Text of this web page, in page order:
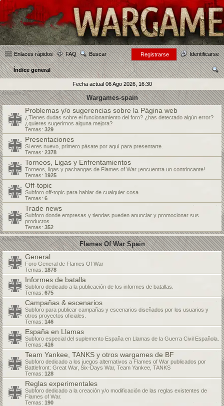
Enlaces rápidos FAQ Buscar Identificarse
Registrarse
Índice general
car
Fecha actual 06 Ago 2026, 16:30
Wargames-spain
Problemas y/o sugerencias sobre la Página web
¿Tienes dudas sobre el funcionamiento del foro? ¿has detectado algún error?
¿quieres sugerirnos alguna mejora?
Temas: 329
Presentaciones
Si eres nuevo, primero pásate por aquí para presentarte.
Temas: 2378
Torneos, Ligas y Enfrentamientos
Torneos, ligas y pachangas de Flames of War ¡encuentra un contrincante!
Temas: 1925
Off-topic
Subforo off-topic para hablar de cualquier cosa.
Temas: 6
Trade news
Subforo donde empresas y tiendas pueden anunciar y promocionar sus
productos
Temas: 352
Flames Of War Spain
General
Foro General de Flames Of War
Temas: 1878
Informes de batalla
Subforo dedicado a la publicación de los informes de batallas.
Temas: 675
Campañas & escenarios
Subforo para publicar campañas y escenarios diseñados por los usuarios y
otros proyectos oficiales.
Temas: 146
España en Llamas
Subforo especial del suplemento España en Llamas de la Guerra Civil Española.
Temas: 416
Team Yankee, TANKS y otros wargames de BF
Subforo dedicado a los juegos alternativos a Flames of War publicados por
Battlefront: Great War, Six-Days War, Team Yankee, TANKS
Temas: 128
Reglas experimentales
Subforo dedicado a la creación y/o modificación de las reglas existentes de
Flames of War.
Temas: 190